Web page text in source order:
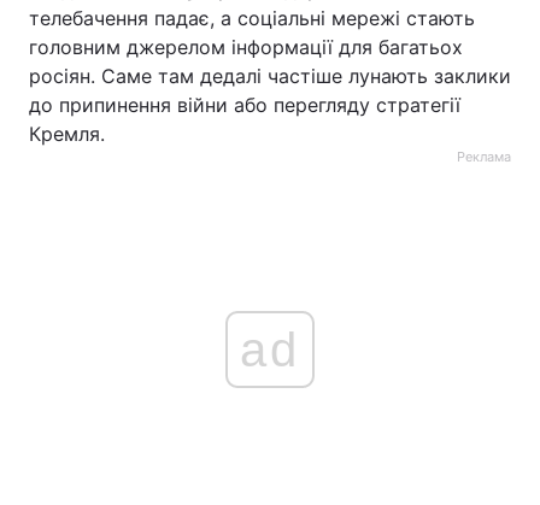
телебачення падає, а соціальні мережі стають
головним джерелом інформації для багатьох
росіян. Саме там дедалі частіше лунають заклики
до припинення війни або перегляду стратегії
Кремля.
Реклама
ad